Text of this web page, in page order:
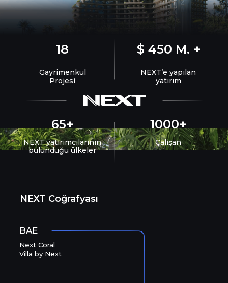
18 $ 450 M. +
Gayrimenkul
Projesi
65+
NEXT’e yapılan
yatırım
1000+
NEXT yatırımcılarının
bulunduğu ülkeler
Çalışan
Next Coral
Villa by Next
NEXT Coğrafyası
BAE